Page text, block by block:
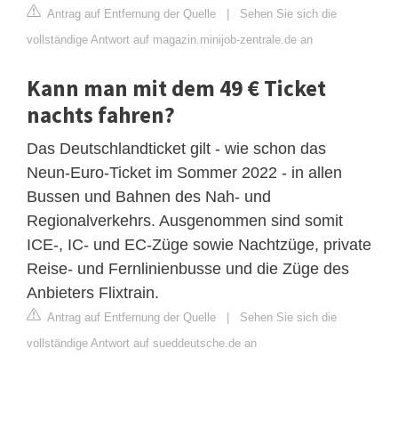
Antrag auf Entfernung der Quelle
Sehen Sie sich die
vollständige Antwort auf magazin.minijob-zentrale.de an
Kann man mit dem 49 € Ticket
nachts fahren?
Das Deutschlandticket gilt - wie schon das
Neun-Euro-Ticket im Sommer 2022 - in allen
Bussen und Bahnen des Nah- und
Regionalverkehrs. Ausgenommen sind somit
ICE-, IC- und EC-Züge sowie Nachtzüge, private
Reise- und Fernlinienbusse und die Züge des
Anbieters Flixtrain.
Antrag auf Entfernung der Quelle
Sehen Sie sich die
vollständige Antwort auf sueddeutsche.de an